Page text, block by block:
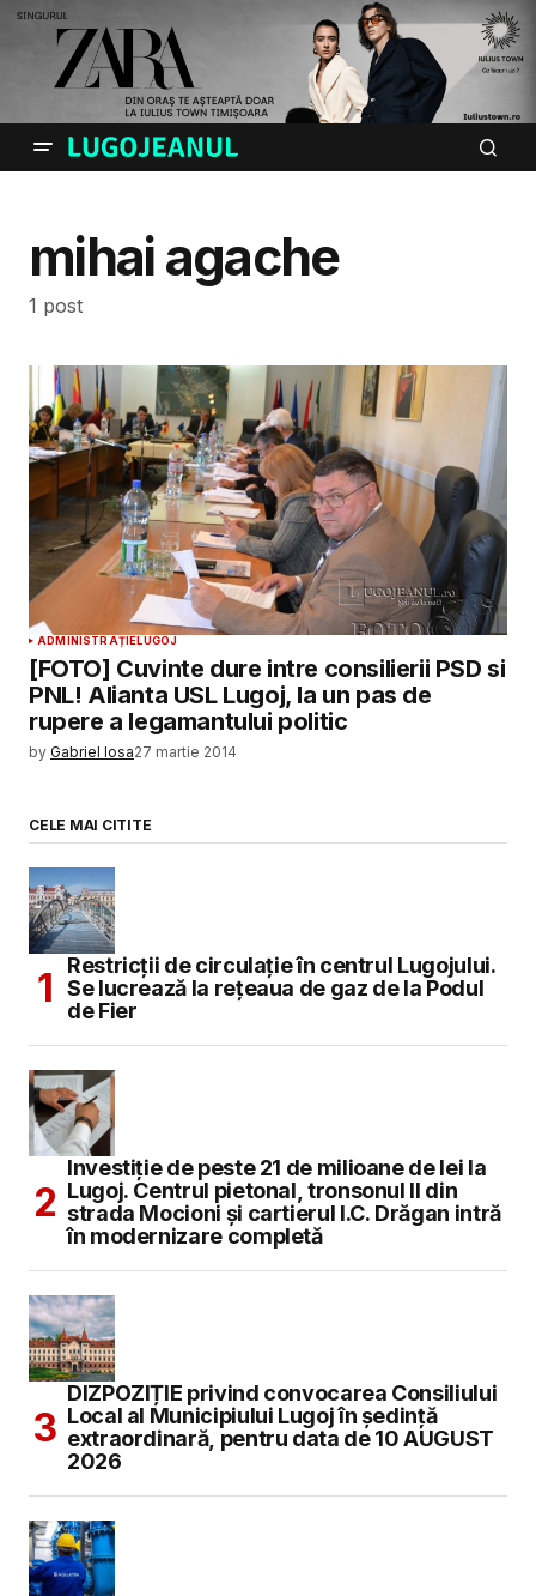
mihai agache
1 post
ADMINISTRAȚIELUGOJ
[FOTO] Cuvinte dure intre consilierii PSD si
PNL! Alianta USL Lugoj, la un pas de
rupere a legamantului politic
by Gabriel Iosa27 martie 2014
CELE MAI CITITE
Restricții de circulație în centrul Lugojului.
Se lucrează la rețeaua de gaz de la Podul
de Fier
Investiție de peste 21 de milioane de lei la
Lugoj. Centrul pietonal, tronsonul II din
strada Mocioni și cartierul I.C. Drăgan intră
în modernizare completă
DIZPOZIȚIE privind convocarea Consiliului
Local al Municipiului Lugoj în şedinţă
extraordinară, pentru data de 10 AUGUST
2026